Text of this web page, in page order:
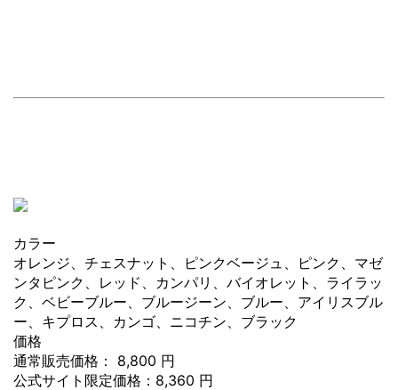
カラー
オレンジ、チェスナット、ピンクベージュ、ピンク、マゼ
ンタピンク、レッド、カンパリ、バイオレット、ライラッ
ク、ベビーブルー、ブルージーン、ブルー、アイリスブル
ー、キプロス、カンゴ、ニコチン、ブラック
価格
通常販売価格： 8,800 円
公式サイト限定価格：8,360 円